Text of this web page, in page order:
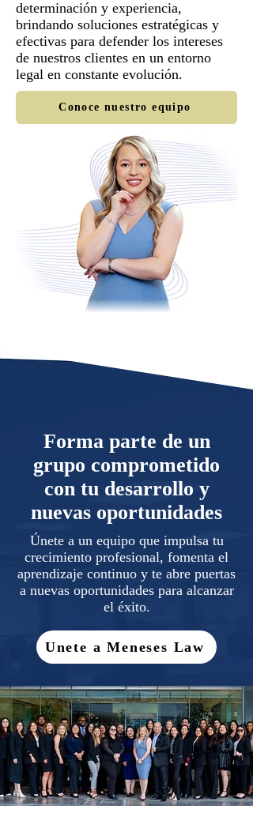
determinación y experiencia,
brindando soluciones estratégicas y
efectivas para defender los intereses
de nuestros clientes en un entorno
legal en constante evolución.
Conoce nuestro equipo
Forma parte de un
grupo comprometido
con tu desarrollo y
nuevas oportunidades
Únete a un equipo que impulsa tu
crecimiento profesional, fomenta el
aprendizaje continuo y te abre puertas
a nuevas oportunidades para alcanzar
el éxito.
Unete a Meneses Law